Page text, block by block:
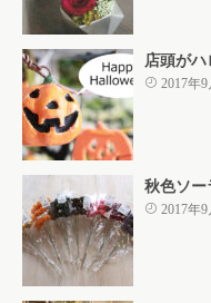
店頭がハ
2017年9
秋色ソー
2017年9